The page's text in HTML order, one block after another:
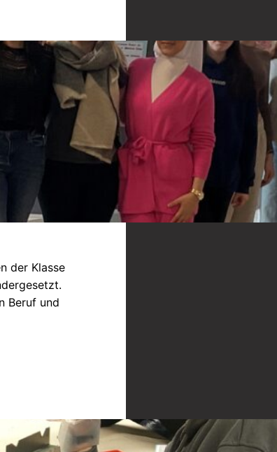
der Klasse
Beruf und